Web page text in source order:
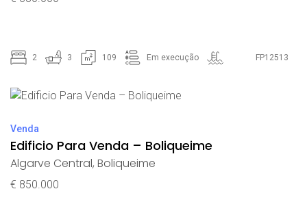
2 3 109 Em execução FP12513
Venda
Edificio Para Venda – Boliqueime
Algarve Central, Boliqueime
€ 850.000